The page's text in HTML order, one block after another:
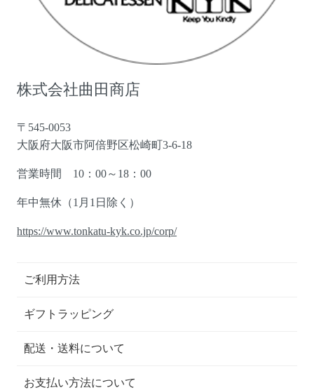
株式会社曲田商店
〒545-0053
大阪府大阪市阿倍野区松崎町3-6-18
営業時間 10：00～18：00
年中無休（1月1日除く）
https://www.tonkatu-kyk.co.jp/corp/
ご利用方法
ギフトラッピング
配送・送料について
お支払い方法について